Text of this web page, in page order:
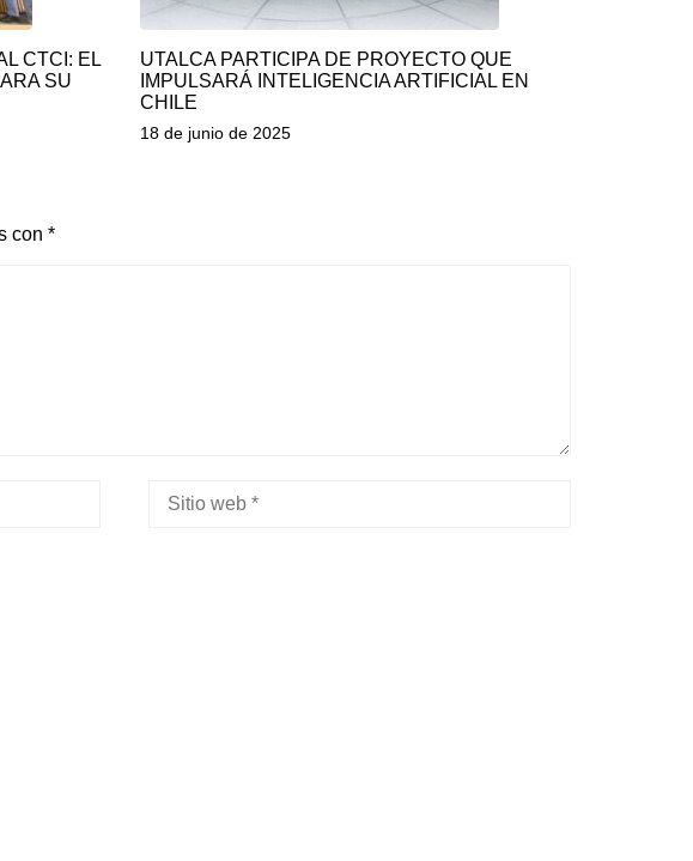
CTCI: EL
SU
UTALCA PARTICIPA DE PROYECTO QUE
IMPULSARÁ INTELIGENCIA ARTIFICIAL EN
CHILE
18 de junio de 2025
con *